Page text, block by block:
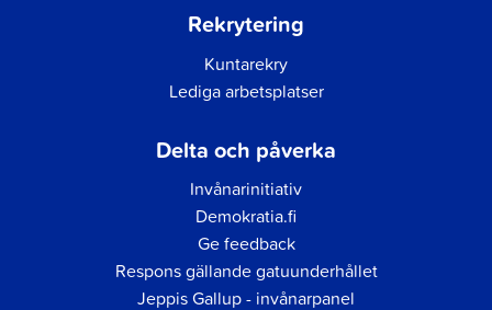
Rekrytering
Kuntarekry
Lediga arbetsplatser
Delta och påverka
Invånarinitiativ
Demokratia.fi
Ge feedback
Respons gällande gatuunderhållet
Jeppis Gallup - invånarpanel